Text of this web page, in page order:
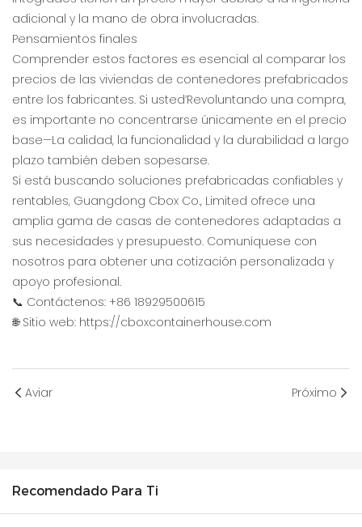
adicional y la mano de obra involucradas.
Pensamientos finales
Comprender estos factores es esencial al comparar los
precios de las viviendas de contenedores prefabricados
entre los fabricantes. Si usted’Revoluntando una compra,
es importante no concentrarse únicamente en el precio
base—La calidad, la funcionalidad y la durabilidad a largo
plazo también deben sopesarse.
Si está buscando soluciones prefabricadas confiables y
rentables, Guangdong Cbox Co., Limited ofrece una
amplia gama de casas de contenedores adaptadas a
sus necesidades y presupuesto. Comuníquese con
nosotros para obtener una cotización personalizada y
apoyo profesional.
📞 Contáctenos: +86 18929500615
🌐 Sitio web: https://cboxcontainerhouse.com
Aviar Próximo
Recomendado Para Ti